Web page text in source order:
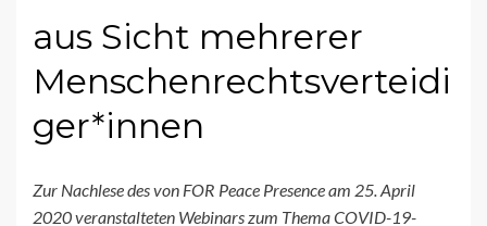
aus Sicht mehrerer
Menschenrechtsverteidi
ger*innen
Zur Nachlese des von FOR Peace Presence am 25. April
2020 veranstalteten Webinars zum Thema COVID-19-